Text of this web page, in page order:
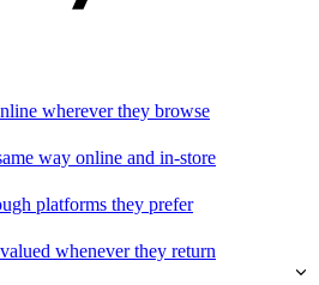
wherever they browse
way online and in-store
platforms they prefer
whenever they return